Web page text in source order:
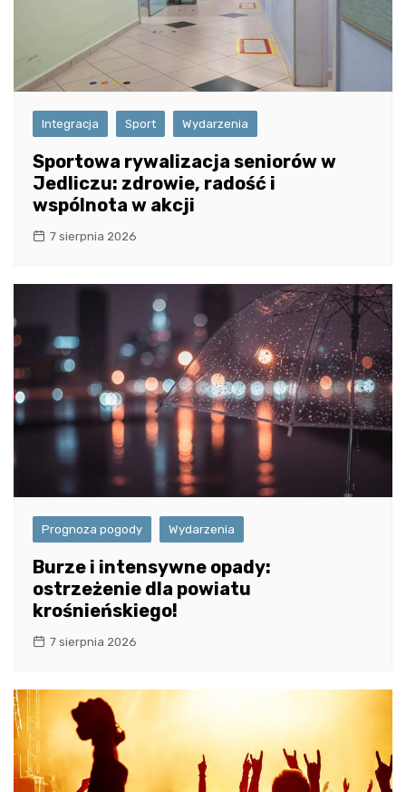
Integracja Sport Wydarzenia
Sportowa rywalizacja seniorów w
Jedliczu: zdrowie, radość i
wspólnota w akcji
7 sierpnia 2026
Prognoza pogody Wydarzenia
Burze i intensywne opady:
ostrzeżenie dla powiatu
krośnieńskiego!
7 sierpnia 2026